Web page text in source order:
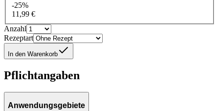
-25%
11,99 €
Anzahl
Rezeptart
In den Warenkorb
Pflichtangaben
Anwendungsgebiete